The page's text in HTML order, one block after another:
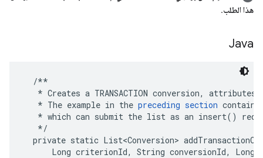
هذا الطلب.
Java
  /**
* Creates a TRANSACTION conversion, attributes
   * The example in the
preceding section contains
* which can submit the list as an insert()
   */
private static List<Conversion>
Long criterionId, String conversionId, Long